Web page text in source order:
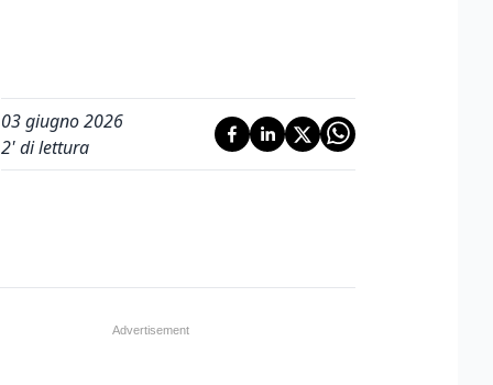
03 giugno 2026
2' di lettura